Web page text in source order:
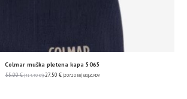
Colmar muška pletena kapa 5065
55.00€ (414.40 kn) 27.50 € (207.20 kn) uključ. PDV